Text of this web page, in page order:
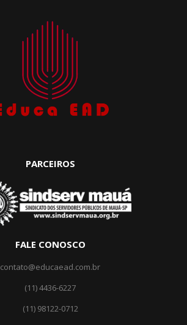
PARCEIROS
FALE CONOSCO
contato@educaead.com.br
(11) 4436-6227
(11) ‎98122-0712